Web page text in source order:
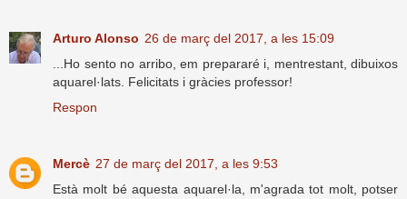
Arturo Alonso 26 de març del 2017, a les 15:09
...Ho sento no arribo, em prepararé i, mentrestant, dibuixos
aquarel·lats. Felicitats i gràcies professor!
Respon
Mercè 27 de març del 2017, a les 9:53
Està molt bé aquesta aquarel·la, m'agrada tot molt, potser